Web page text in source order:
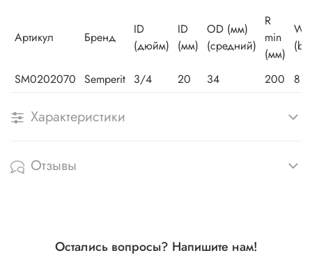
Артикул Бренд
ID
(дюйм)
ID
(мм)
OD (мм)
(средний)
R
min
(мм)
WP
SM0202070 Semperit 3/4 20 34 200 8
Характеристики
Отзывы
Остались вопросы? Напишите нам!